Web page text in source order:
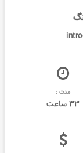
مدت :
۳۳ ساعت